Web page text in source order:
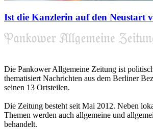
Ist die Kanzlerin auf den Neustart
Die Pankower Allgemeine Zeitung ist
thematisiert Nachrichten aus dem Berliner
seinen 13 Ortsteilen.
Die Zeitung besteht seit Mai 2012. Neben
Themen werden auch allgemeine und
behandelt.